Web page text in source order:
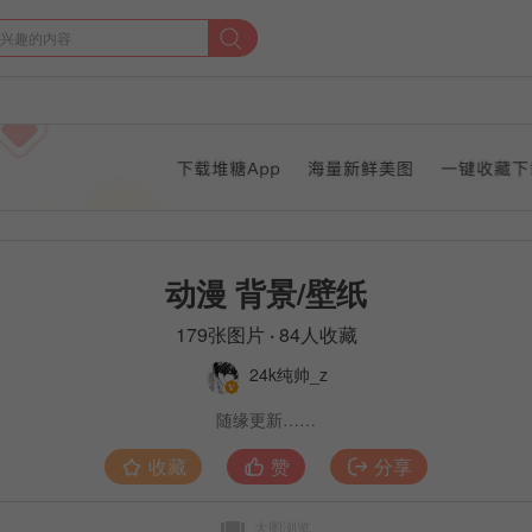
动漫 背景/壁纸
179张图片 · 84人收藏
24k纯帅_z
随缘更新……
收藏 赞 分享